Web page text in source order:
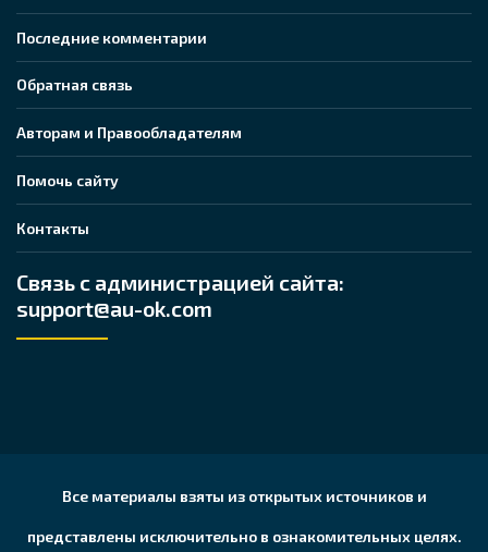
Последние комментарии
Обратная связь
Авторам и Правообладателям
Помочь сайту
Контакты
Связь с администрацией сайта:
support@au-ok.com
Все материалы взяты из открытых источников и
представлены исключительно в ознакомительных целях.